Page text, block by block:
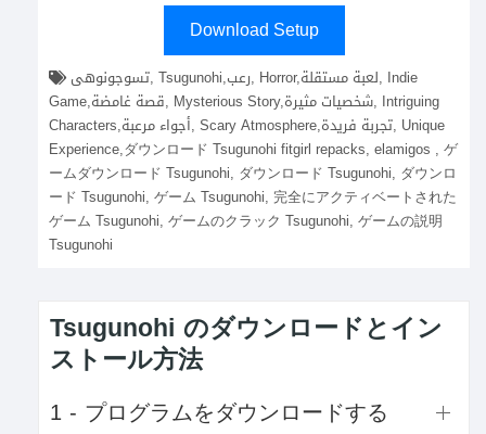
Download Setup
Game,قصة غامضة, Mysterious Story,شخصيات مثيرة, Intriguing
Characters,أجواء مرعبة, Scary Atmosphere,تجربة فريدة, Unique
Experience,ダウンロード Tsugunohi fitgirl repacks, elamigos , ゲ
ームダウンロード Tsugunohi, ダウンロード Tsugunohi, ダウンロ
ード Tsugunohi, ゲーム Tsugunohi, 完全にアクティベートされた
ゲーム Tsugunohi, ゲームのクラック Tsugunohi, ゲームの説明
Tsugunohi
Tsugunohi のダウンロードとイン
ストール方法
1 - プログラムをダウンロードする